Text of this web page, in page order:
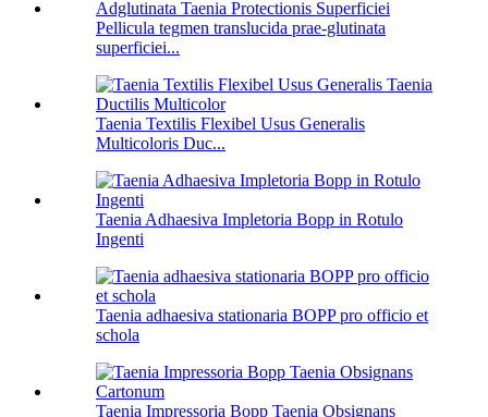
Pellicula tegmen translucida prae-glutinata
superficiei...
Taenia Textilis Flexibel Usus Generalis
Multicoloris Duc...
Taenia Adhaesiva Impletoria Bopp in Rotulo
Ingenti
Taenia adhaesiva stationaria BOPP pro officio et
schola
Taenia Impressoria Bopp Taenia Obsignans